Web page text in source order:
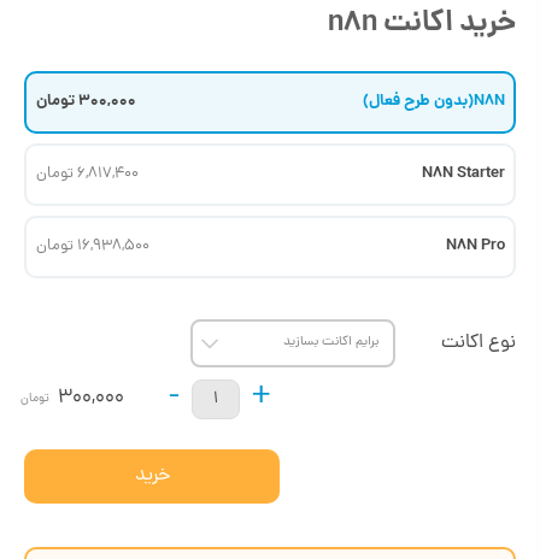
خرید اکانت n8n
N8N(بدون طرح فعال) 300,000 تومان
N8N Starter 6,817,400 تومان
N8N Pro 16,938,500 تومان
نوع اکانت
+
-
300,000 تومان
خرید